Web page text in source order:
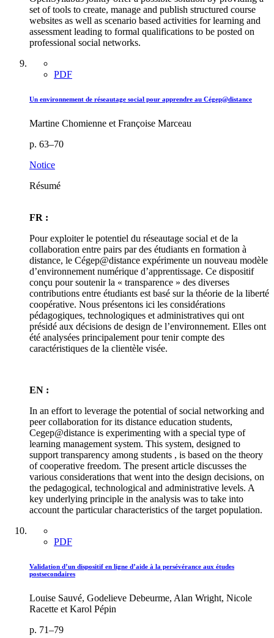
set of tools to create, manage and publish structured course
websites as well as scenario based activities for learning and
assessment leading to formal qualifications to be posted on
professional social networks.
PDF
Un environnement de réseautage social pour apprendre au Cégep@distance
Martine Chomienne et Françoise Marceau
p. 63–70
Notice
Résumé
FR :
Pour exploiter le potentiel du réseautage social et de la
collaboration entre pairs par des étudiants en formation à
distance, le Cégep@distance expérimente un nouveau modèle
d’environnement numérique d’apprentissage. Ce dispositif
conçu pour soutenir la « transparence » des diverses
contributions entre étudiants est basé sur la théorie de la liberté
coopérative. Nous présentons ici les considérations
pédagogiques, technologiques et administratives qui ont
présidé aux décisions de design de l’environnement. Elles ont
été analysées principalement pour tenir compte des
caractéristiques de la clientèle visée.
EN :
In an effort to leverage the potential of social networking and
peer collaboration for its distance education students,
Cegep@distance is experimenting with a special type of
learning management system. This system, designed to
support transparency among students , is based on the theory
of cooperative freedom. The present article discusses the
various considerations that went into the design decisions, on
the pedagogical, technological and administrative levels. A
key underlying principle in the analysis was to take into
account the particular characteristics of the target population.
PDF
Validation d’un dispositif en ligne d’aide à la persévérance aux études
postsecondaires
Louise Sauvé, Godelieve Debeurme, Alan Wright, Nicole
Racette et Karol Pépin
p. 71–79